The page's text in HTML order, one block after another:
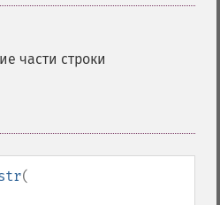
части строки
(